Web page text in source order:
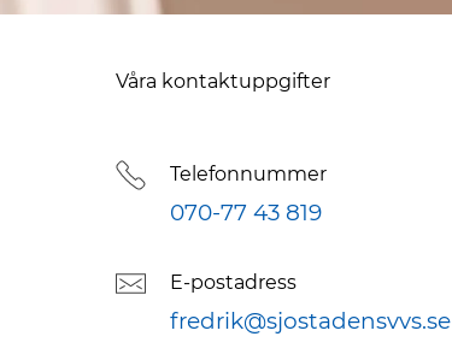
Våra kontaktuppgifter
Telefonnummer
070-77 43 819
E-postadress
fredrik@sjostadensvvs.se